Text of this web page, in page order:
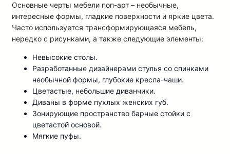
Основные черты мебели поп-арт – необычные,
интересные формы, гладкие поверхности и яркие цвета.
Часто используется трансформирующаяся мебель,
нередко с рисунками, а также следующие элементы:
Невысокие столы.
Разработанные дизайнерами стулья со спинками
необычной формы, глубокие кресла-чаши.
Цветастые, небольшие диванчики.
Диваны в форме пухлых женских губ.
Зонирующие пространство барные стойки с
цветастой основой.
Мягкие пуфы.